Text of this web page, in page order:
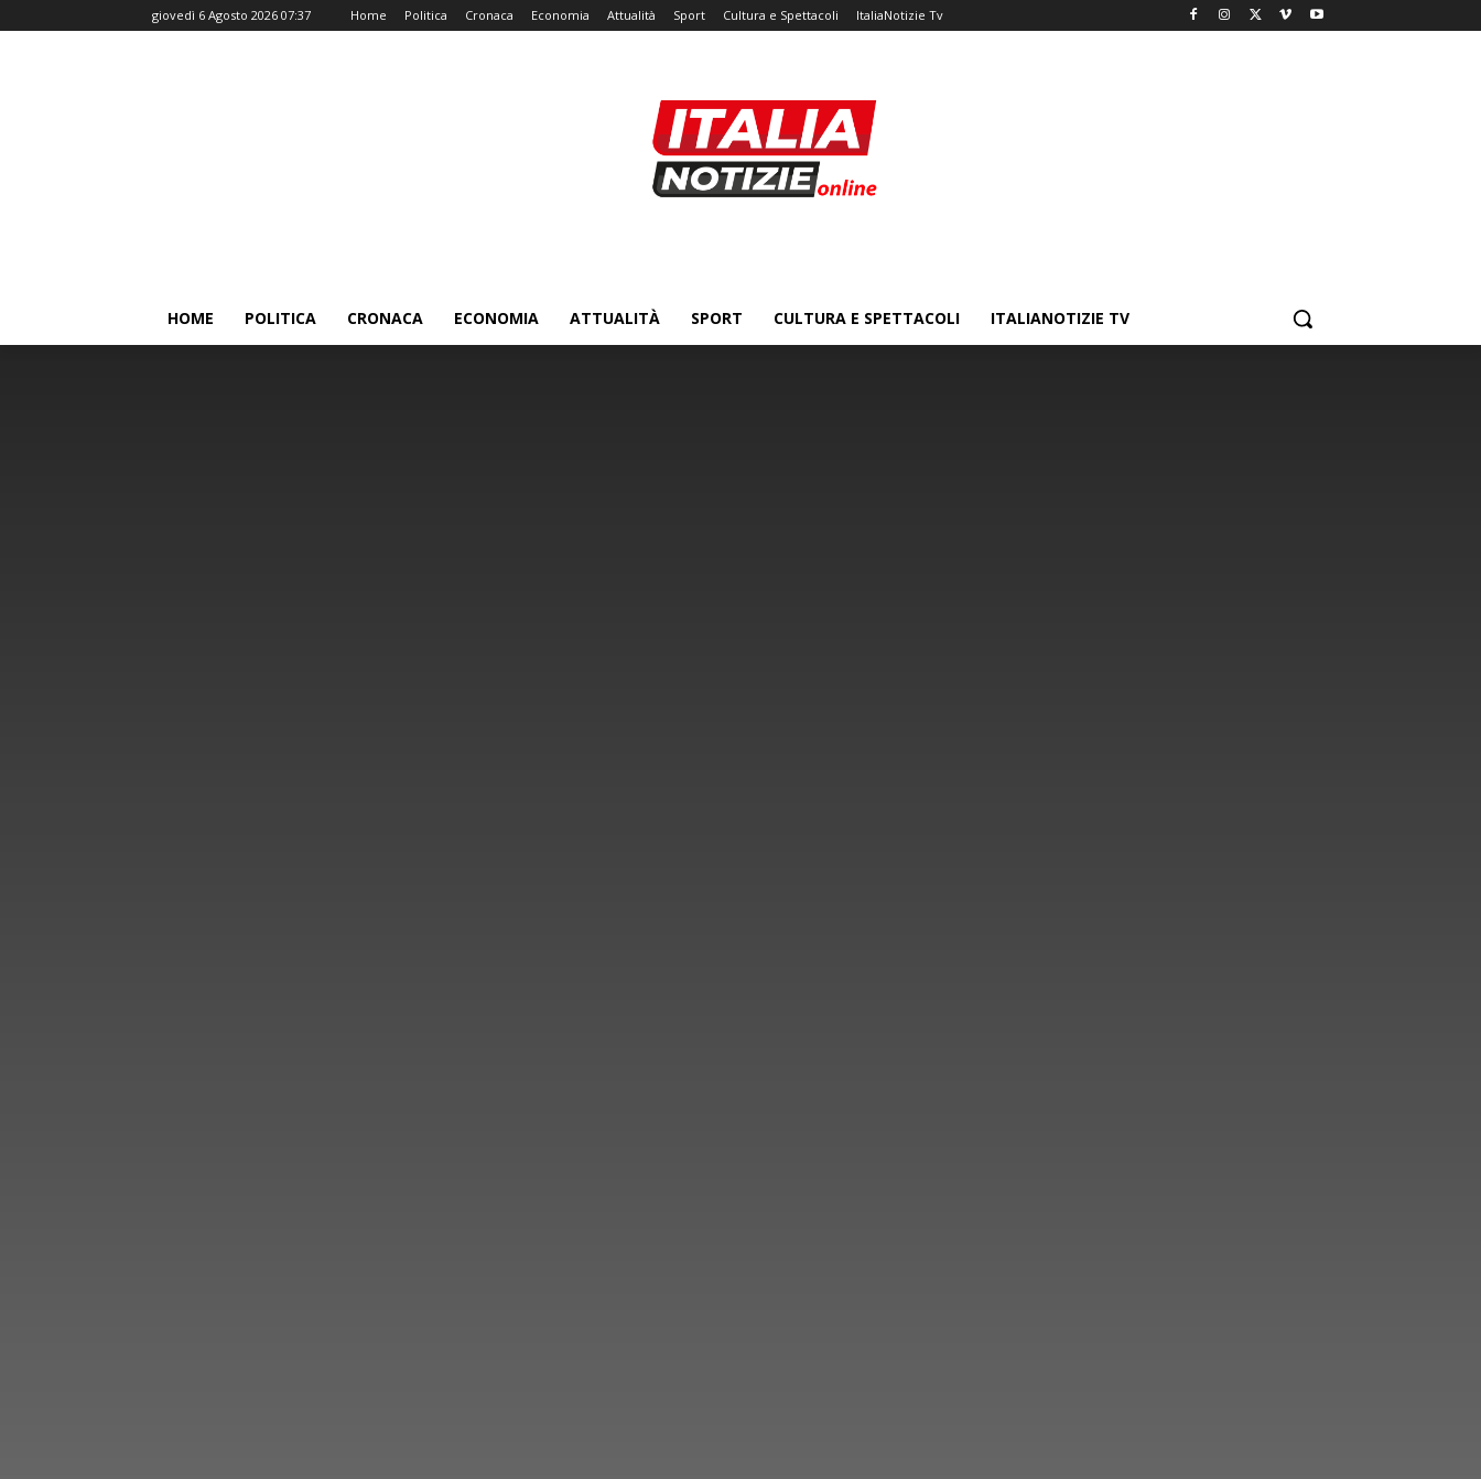
giovedì 6 Agosto 2026 07:37 Home Politica Cronaca Economia Attualità Sport Cultura e Spettacoli ItaliaNotizie Tv
HOME POLITICA CRONACA ECONOMIA ATTUALITÀ SPORT CULTURA E SPETTACOLI ITALIANOTIZIE TV